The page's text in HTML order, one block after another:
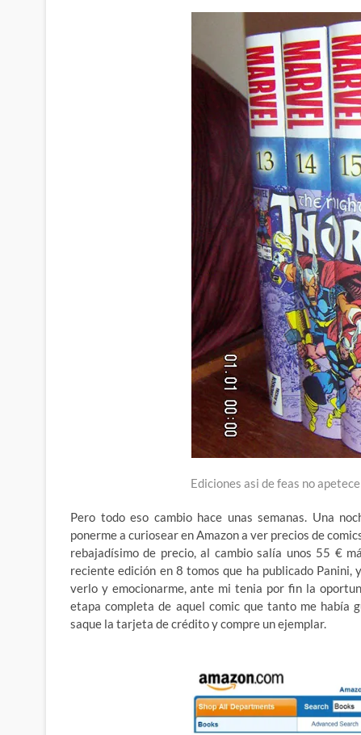
Ediciones asi de feas no
Pero todo eso cambio hace unas semanas. Una
ponerme a curiosear en Amazon a ver precios de
rebajadísimo de precio, al cambio salía unos 55 €
reciente edición en 8 tomos que ha publicado
verlo y emocionarme, ante mi tenia por fin la
etapa completa de aquel comic que tanto me había
saque la tarjeta de crédito y compre un ejemplar.